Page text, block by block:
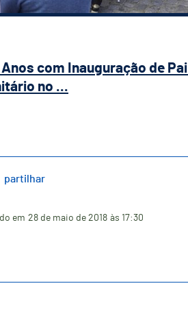
Anos com Inauguração de
no ...
partilhar
em 28 de maio de 2018 às 17:30